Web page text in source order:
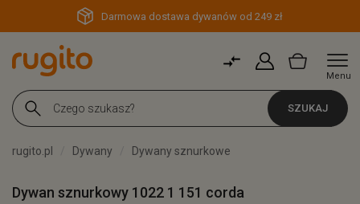
Darmowa dostawa dywanów od 249 zł
Menu
SZUKAJ
rugito.pl Dywany Dywany sznurkowe
Dywan sznurkowy 1022 1 151 corda